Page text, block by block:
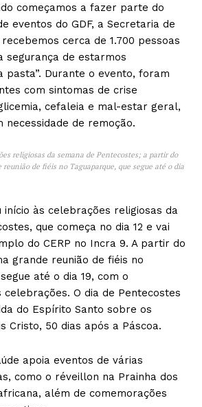
começamos a fazer parte do
eventos do GDF, a Secretaria de
cerca de 1.700 pessoas
segurança de estarmos
pasta”. ‌‌Durante o evento, foram
com sintomas de crise
cefaleia e mal-estar geral,
necessidade de remoção.
religiosas da semana de Pentecostes; a partir do
reunião de fiéis no Taguaparque, que segue até o dia
início às celebrações religiosas da
que começa no dia 12 e vai
do CERP no Incra 9. A partir do
grande reunião de fiéis no
até o dia 19, com o
O dia de Pentecostes
do Espírito Santo sobre os
Cristo, 50 dias após a Páscoa.
apoia eventos de várias
como o réveillon na Prainha dos
além de comemorações